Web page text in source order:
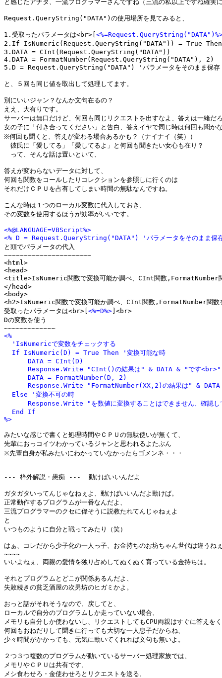
と感じたアナタ、一流プログラマーさんですね（三流の私以上ですね確実
Request.QueryString("DATA")の使用場所を見てみると、
1.受取ったパラメータは<br>[
2.If IsNumeric(Request.QueryString("DATA")) = True Then '
3.DATA = CInt(Request.QueryString("DATA"))
4.DATA = FormatNumber(Request.QueryString("DATA"), 2)
5.D = Request.QueryString("DATA") 'パラメータをそのまま保存
と、５回も同じ値を取出して処理してます。
別にいいジャン？なんか文句在るの？
ええ、大有りです。
サーバーは無口だけど、何回も同じリクエストを出すなよ、答えは一緒だ
女の子に「付き合ってください」と告白、答えイヤで同じ時は何回も聞か
※何回も聞くと、答えが変わる場合あるかも？（ナイナイ（笑））
彼氏に「愛してる」「愛してるよ」と何回も聞きたい女心も在り？
って、そんな話は置いといて、
答えが変わらないデータに対して、
何回も関数をコールしたりコレクションを参照しに行くのは
それだけＣＰＵを占有してしまい時間の無駄なんですね。
こんな時は１つのローカル変数に代入しておき、
その変数を使用するほうが効率がいいです。
<%@LANGUAGE=VBScript%>
<% D = Request.QueryString("DATA") 'パラメータをそのまま保
と頭でパラメータの代入
~~~~~~~~~~~~~~~~~~~~~~
<html>
<head>
<title>IsNumeric関数で変換可能か調べ、CInt関数
</head>
<body>
<h2>IsNumeric関数で変換可能か調べ、CInt関数,FormatNumber関数
受取ったパラメータは<br>[ <%=D%> ]<br>
Dの変数を使う
<%
  'IsNumericで変数をチェックする
  If IsNumeric(D) = True Then '変換可能な時
      DATA = CInt(D)
      Response.Write "CInt()の結果は" & DATA & "です<br>"
      DATA = FormatNumber(D, 2)
Response.Write "FormatNumber(XX,2)の結果は" & DATA
  Else '変換不可の時
Response.Write "を数値に変換することはできません、確認し
  End If
%>
みたいな感じで書くと処理時間やＣＰＵの無駄使いが無くて、
先輩におっコイツわかっているジャンと思われるよたぶん
※先輩自身が私みたいにわかっていなかったらゴメンネ・・・
--- 枠外解説・愚痴 ---  動けばいいんだよ
ガタガタいってんじゃなねぇよ、動けばいいんだよ動けば。
正常動作するプログラムが一番なんだよ、
三流プログラマーのクセに偉そうに説教たれてんじゃねぇよ
と
いつものように自分と戦ってみたり（笑）
はぁ、コレだから少子化の一人っ子、お金持ちのお坊ちゃん世代は違うね
~~~~
いいよねぇ、両親の愛情を独り占めしてぬくぬく育っている金持ちは。
それとプログラムとどこが関係あるんだよ、
失敗続きの貧乏酒屋の次男坊のヒガミかよ。
おっと話がそれそうなので、戻してと、
ローカルで自分のプログラムしか走っていない場合、
メモリも自分しか使わないし、リクエストしてもCPU両親はすぐに答えを
何回もおねだりして聞きに行っても大切な一人息子だからね、
少々時間がかかっても、元気に動いてくれれば文句も無いよ。
２つ３つ複数のプログラムが動いているサーバー処理家族では、
メモリやＣＰＵは共有です、
メシ食わせろ・金使わせろとリクエストを送る、